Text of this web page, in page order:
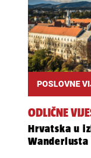
POSLOVNE
ODLIČNE
Hrvatska u
Wanderlusta